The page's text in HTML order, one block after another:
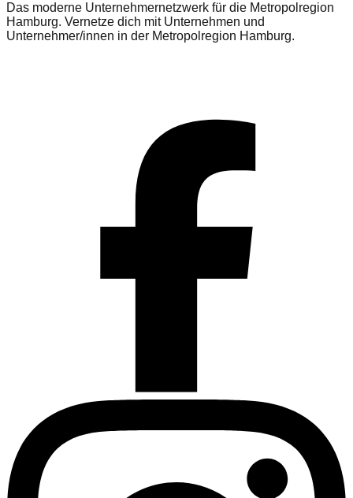
Das moderne Unternehmernetzwerk für die Metropolregion
Hamburg. Vernetze dich mit Unternehmen und
Unternehmer/innen in der Metropolregion Hamburg.